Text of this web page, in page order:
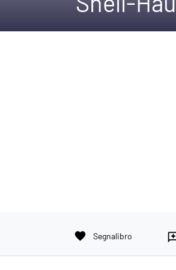
favorite Segnalibro